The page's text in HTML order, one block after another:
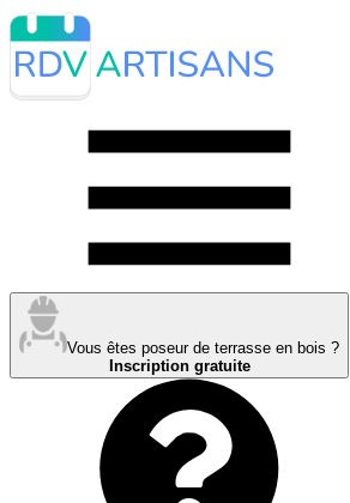
Vous êtes poseur de terrasse en bois ?
Inscription gratuite